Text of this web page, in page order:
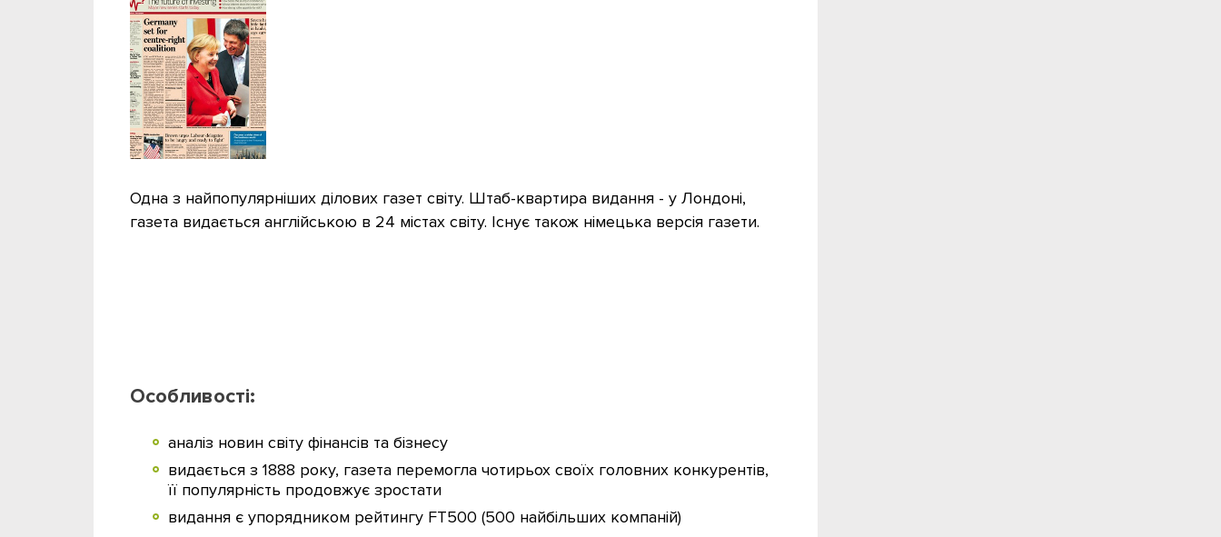
Одна з найпопулярніших ділових газет світу. Штаб-квартира видання - у Лондоні,
газета видається англійською в 24 містах світу. Існує також німецька версія газети.
Особливості:
аналіз новин світу фінансів та бізнесу
видається з 1888 року, газета перемогла чотирьох своїх головних конкурентів,
її популярність продовжує зростати
видання є упорядником рейтингу FT500 (500 найбільших компаній)